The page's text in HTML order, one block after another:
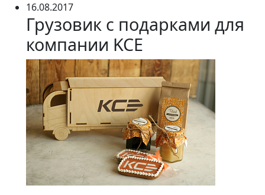
16.08.2017
Грузовик c подарками для
компании KCE